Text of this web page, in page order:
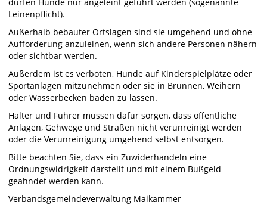
Leinenpflicht).
Außerhalb bebauter Ortslagen sind sie umgehend und ohne
Aufforderung anzuleinen, wenn sich andere Personen nähern
oder sichtbar werden.
Außerdem ist es verboten, Hunde auf Kinderspielplätze oder
Sportanlagen mitzunehmen oder sie in Brunnen, Weihern
oder Wasserbecken baden zu lassen.
Halter und Führer müssen dafür sorgen, dass öffentliche
Anlagen, Gehwege und Straßen nicht verunreinigt werden
oder die Verunreinigung umgehend selbst entsorgen.
Bitte beachten Sie, dass ein Zuwiderhandeln eine
Ordnungswidrigkeit darstellt und mit einem Bußgeld
geahndet werden kann.
Verbandsgemeindeverwaltung Maikammer